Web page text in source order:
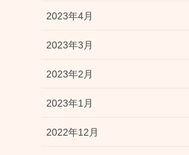
2023年4月
2023年3月
2023年2月
2023年1月
2022年12月